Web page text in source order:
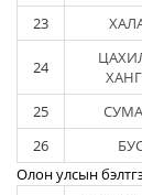
23
24
25
26
Олон улсын